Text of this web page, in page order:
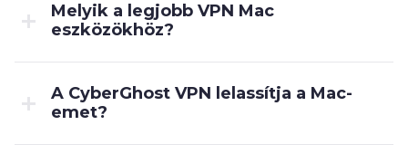
Melyik a legjobb VPN Mac
eszközökhöz?
A CyberGhost VPN lelassítja a Mac-
emet?